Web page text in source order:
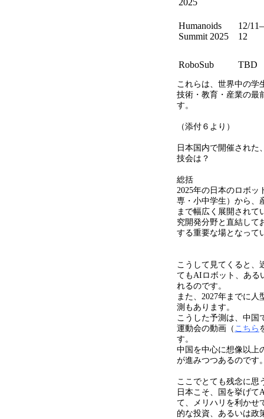
2025
Humanoids
Summit 2025
12/11–
12
RoboSub TBD
これらは、世界中の学
技術・教育・産業の最
す。
（添付６より）
日本国内で開催された
技会は？
総括
2025年の日本のロボッ
専・小中学生）から、
まで幅広く展開されて
究開発分野と直結して
する重要な場となって
こうして見てくると、
てもAI ロボット、ある
れるのです。
また、 2027年までに人
測もあります。
こうした予測は、中国
運動会の動画（ こちら
す。
中国を中心に想像以上
が進みつつあるのです
ここでとても残念に思
日本こそ、国を挙げて
て、メリハリを利かせ
的な投資、あるいは政